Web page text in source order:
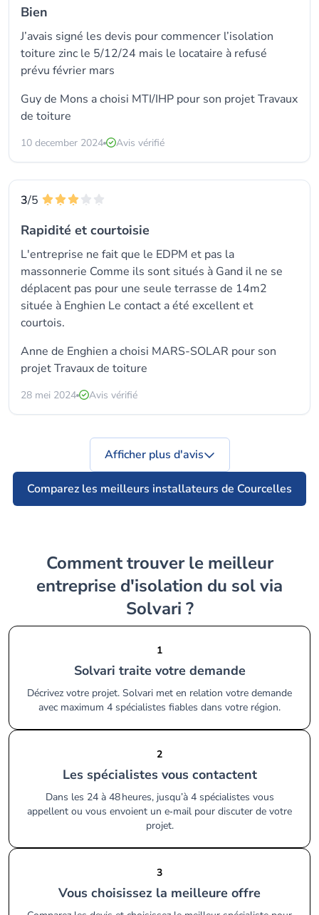
Bien
J’avais signé les devis pour commencer l’isolation
toiture zinc le 5/12/24 mais le locataire à refusé
prévu février mars
Guy de Mons a choisi MTI/IHP pour son projet Travaux
de toiture
10 december 2024 Avis vérifié
3/5
Rapidité et courtoisie
L'entreprise ne fait que le EDPM et pas la
massonnerie Comme ils sont situés à Gand il ne se
déplacent pas pour une seule terrasse de 14m2
située à Enghien Le contact a été excellent et
courtois.
Anne de Enghien a choisi MARS-SOLAR pour son
projet Travaux de toiture
28 mei 2024 Avis vérifié
Comparez les meilleurs installateurs de Courcelles
Afficher plus d'avis
Comment trouver le meilleur
entreprise d'isolation du sol via
Solvari ?
1
Solvari traite votre demande
Décrivez votre projet. Solvari met en relation votre demande
avec maximum 4 spécialistes fiables dans votre région.
2
Les spécialistes vous contactent
Dans les 24 à 48 heures, jusqu’à 4 spécialistes vous
appellent ou vous envoient un e‑mail pour discuter de votre
projet.
3
Vous choisissez la meilleure offre